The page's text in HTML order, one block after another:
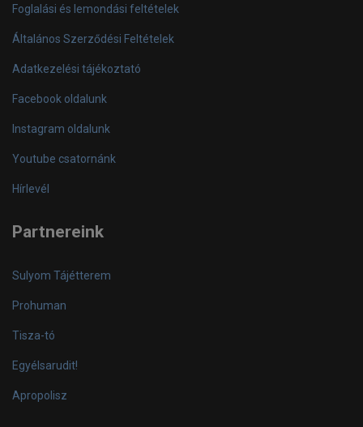
Foglalási és lemondási feltételek
Általános Szerződési Feltételek
Adatkezelési tájékoztató
Facebook oldalunk
Instagram oldalunk
Youtube csatornánk
Hírlevél
Partnereink
Sulyom Tájétterem
Prohuman
Tisza-tó
Egyélsarudit!
Apropolisz